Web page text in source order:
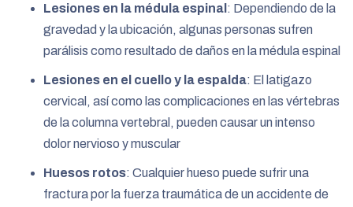
Lesiones en la médula espinal : Dependiendo de la
gravedad y la ubicación, algunas personas sufren
parálisis como resultado de daños en la médula espinal
Lesiones en el cuello y la espalda: El latigazo
cervical, así como las complicaciones en las vértebras
de la columna vertebral, pueden causar un intenso
dolor nervioso y muscular
Huesos rotos: Cualquier hueso puede sufrir una
fractura por la fuerza traumática de un accidente de